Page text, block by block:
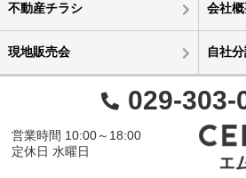
不動産チラシ 会社
現地販売会 自社
029-303-
営業時間 10:00～18:00
定休日 水曜日